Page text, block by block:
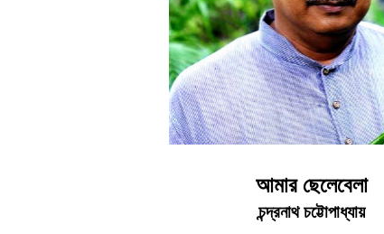
আমার ছেলেবেলা
চন্দ্রনাথ চট্টোপাধ্যায়